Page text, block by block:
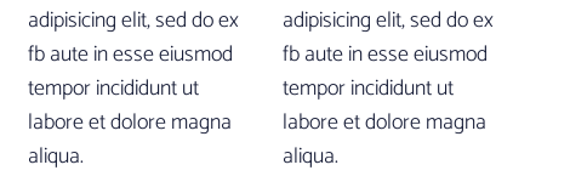
adipisicing elit, sed do ex
fb aute in esse eiusmod
tempor incididunt ut
labore et dolore magna
aliqua.
adipisicing elit, sed do ex
fb aute in esse eiusmod
tempor incididunt ut
labore et dolore magna
aliqua.